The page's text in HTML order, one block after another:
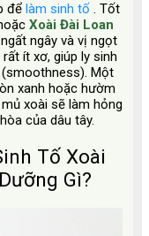
để làm sinh tố . Tốt
Xoài Đài Loan
ngây và vị ngọt
ít xơ, giúp ly sinh
Một
xanh hoặc hườm
xoài sẽ làm hỏng
của dâu tây.
Tố Xoài
Gì?